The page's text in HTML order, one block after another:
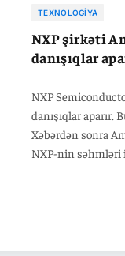
TEXNOLOGIYA
NXP şirkəti
danışıqlar
NXP
danışıqlar aparır.
Xəbərdən sonra
NXP-nin səhmləri
baş tutacağı da